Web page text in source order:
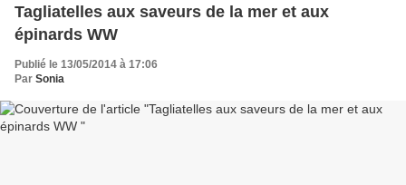
Tagliatelles aux saveurs de la mer et aux
épinards WW
Publié le 13/05/2014 à 17:06
Par Sonia